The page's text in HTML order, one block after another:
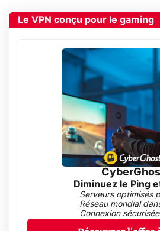
Le VPN conçu pour le gaming
Diminuez le Ping
Serveurs optimisés
Réseau mondial
Connexion